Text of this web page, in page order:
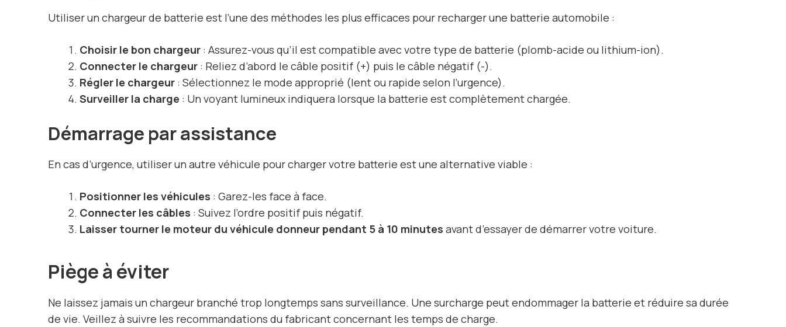
Utiliser un chargeur de batterie est l’une des méthodes les plus efficaces pour recharger une batterie automobile :
Choisir le bon chargeur : Assurez-vous qu’il est compatible avec votre type de batterie (plomb-acide ou lithium-ion).
Connecter le chargeur : Reliez d’abord le câble positif (+) puis le câble négatif (-).
Régler le chargeur : Sélectionnez le mode approprié (lent ou rapide selon l’urgence).
Surveiller la charge : Un voyant lumineux indiquera lorsque la batterie est complètement chargée.
Démarrage par assistance
En cas d’urgence, utiliser un autre véhicule pour charger votre batterie est une alternative viable :
Positionner les véhicules : Garez-les face à face.
Connecter les câbles : Suivez l’ordre positif puis négatif.
Laisser tourner le moteur du véhicule donneur pendant 5 à 10 minutes avant d’essayer de démarrer votre voiture.
Piège à éviter
Ne laissez jamais un chargeur branché trop longtemps sans surveillance. Une surcharge peut endommager la batterie et réduire sa durée
de vie. Veillez à suivre les recommandations du fabricant concernant les temps de charge.